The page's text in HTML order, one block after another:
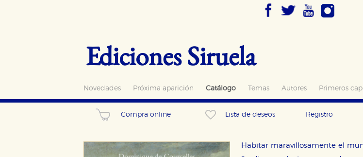
Ediciones Siruela
Novedades Próxima aparición Catálogo Temas Autores Primeros
Compra online Lista de deseos Registro
Habitar maravillosamente el